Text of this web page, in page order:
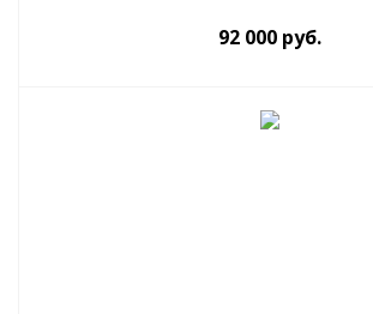
92 000 руб.